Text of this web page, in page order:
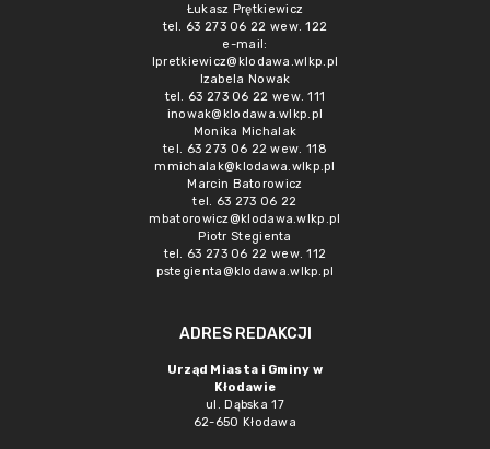
Łukasz Prętkiewicz
tel. 63 273 06 22 wew. 122
e-mail:
lpretkiewicz@klodawa.wlkp.pl
Izabela Nowak
tel. 63 273 06 22 wew. 111
inowak@klodawa.wlkp.pl
Monika Michalak
tel. 63 273 06 22 wew. 118
mmichalak@klodawa.wlkp.pl
Marcin Batorowicz
tel. 63 273 06 22
mbatorowicz@klodawa.wlkp.pl
Piotr Stegienta
tel. 63 273 06 22 wew. 112
pstegienta@klodawa.wlkp.pl
ADRES REDAKCJI
Urząd Miasta i Gminy w
Kłodawie
ul. Dąbska 17
62-650 Kłodawa